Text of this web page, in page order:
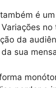
é
da
sua